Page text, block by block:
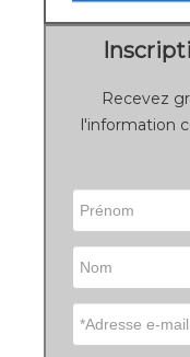
Recevez
l'information